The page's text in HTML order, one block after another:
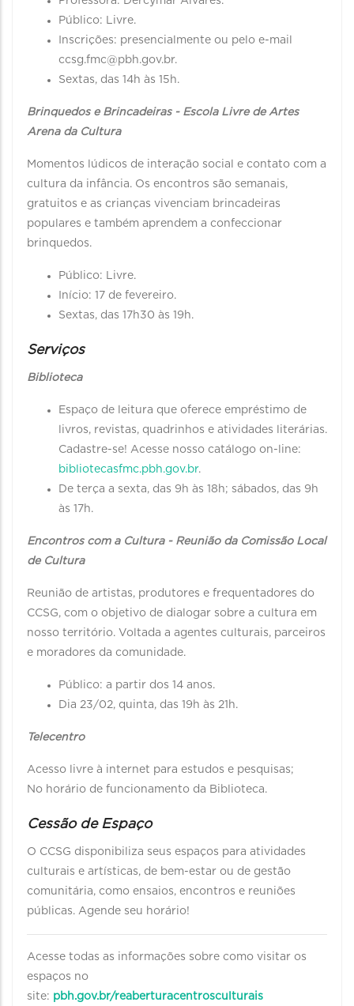
Público: Livre.
Inscrições: presencialmente ou pelo e-mail
ccsg.fmc@pbh.gov.br.
Sextas, das 14h às 15h.
Brinquedos e Brincadeiras - Escola Livre de Artes
Arena da Cultura
Momentos lúdicos de interação social e contato com a
cultura da infância. Os encontros são semanais,
gratuitos e as crianças vivenciam brincadeiras
populares e também aprendem a confeccionar
brinquedos.
Público: Livre.
Início: 17 de fevereiro.
Sextas, das 17h30 às 19h.
Serviços
Biblioteca
Espaço de leitura que oferece empréstimo de
livros, revistas, quadrinhos e atividades literárias.
Cadastre-se! Acesse nosso catálogo on-line:
bibliotecasfmc.pbh.gov.br.
De terça a sexta, das 9h às 18h; sábados, das 9h
às 17h.
Encontros com a Cultura - Reunião da Comissão Local
de Cultura
Reunião de artistas, produtores e frequentadores do
CCSG, com o objetivo de dialogar sobre a cultura em
nosso território. Voltada a agentes culturais, parceiros
e moradores da comunidade.
Público: a partir dos 14 anos.
Dia 23/02, quinta, das 19h às 21h.
Telecentro
Acesso livre à internet para estudos e pesquisas;
No horário de funcionamento da Biblioteca.
Cessão de Espaço
O CCSG disponibiliza seus espaços para atividades
culturais e artísticas, de bem-estar ou de gestão
comunitária, como ensaios, encontros e reuniões
públicas. Agende seu horário!
Acesse todas as informações sobre como visitar os
espaços no
site: pbh.gov.br/reaberturacentrosculturais